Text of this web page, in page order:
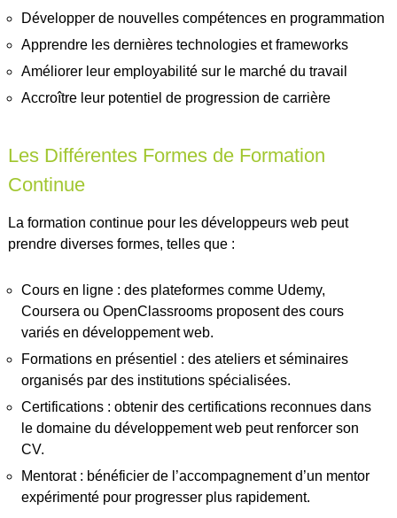
Développer de nouvelles compétences en programmation
Apprendre les dernières technologies et frameworks
Améliorer leur employabilité sur le marché du travail
Accroître leur potentiel de progression de carrière
Les Différentes Formes de Formation
Continue
La formation continue pour les développeurs web peut
prendre diverses formes, telles que :
Cours en ligne : des plateformes comme Udemy,
Coursera ou OpenClassrooms proposent des cours
variés en développement web.
Formations en présentiel : des ateliers et séminaires
organisés par des institutions spécialisées.
Certifications : obtenir des certifications reconnues dans
le domaine du développement web peut renforcer son
CV.
Mentorat : bénéficier de l’accompagnement d’un mentor
expérimenté pour progresser plus rapidement.